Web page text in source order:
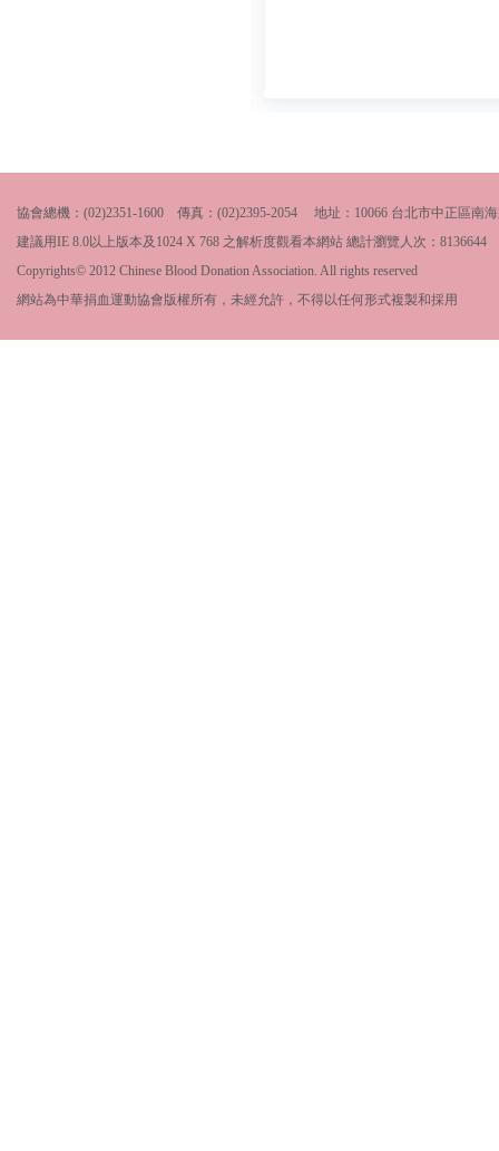
協會總機：(02)2351-1600 傳真：(02)2395-2054 地址：10066 台北市中正區南
建議用IE 8.0以上版本及1024 X 768 之解析度觀看本網站 總計瀏覽人次： 8136644
Copyrights© 2012 Chinese Blood Donation Association. All rights reserved
網站為中華捐血運動協會版權所有，未經允許，不得以任何形式複製和採用